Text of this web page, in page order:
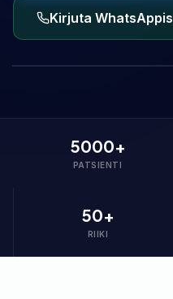
Kirjuta WhatsAppis
5000+
PATSIENTI
50+
RIIKI